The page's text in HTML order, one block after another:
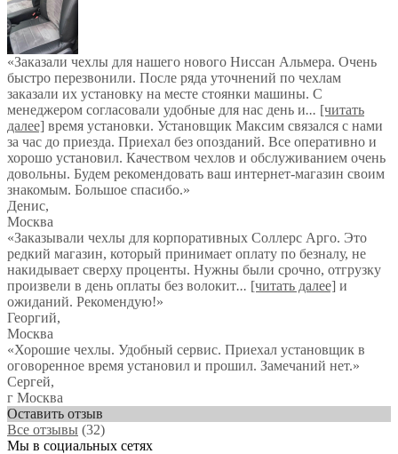
«Заказали чехлы для нашего нового Ниссан Альмера. Очень
быстро перезвонили. После ряда уточнений по чехлам
заказали их установку на месте стоянки машины. С
менеджером согласовали удобные для нас день и... [читать
далее] время установки. Установщик Максим связался с нами
за час до приезда. Приехал без опозданий. Все оперативно и
хорошо установил. Качеством чехлов и обслуживанием очень
довольны. Будем рекомендовать ваш интернет-магазин своим
знакомым. Большое спасибо.»
Денис,
Москва
«Заказывали чехлы для корпоративных Соллерс Арго. Это
редкий магазин, который принимает оплату по безналу, не
накидывает сверху проценты. Нужны были срочно, отгрузку
произвели в день оплаты без волокит... [читать далее] и
ожиданий. Рекомендую!»
Георгий,
Москва
«Хорошие чехлы. Удобный сервис. Приехал установщик в
оговоренное время установил и прошил. Замечаний нет.»
Сергей,
г Москва
Оставить отзыв
Все отзывы (32)
Мы в социальных сетях